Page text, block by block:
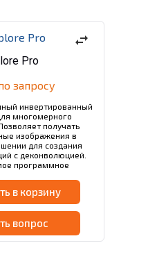
swap_horiz
Pro
запросу
инвертированный
многомерного
получать
изображения в
для создания
с деконволюцией.
программное
анализ и подсчет
в корзину
вопрос